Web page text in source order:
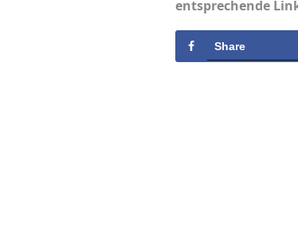
entsprechende
Share